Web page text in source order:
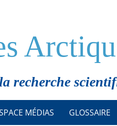
recherche
MÉDIAS GLOSSAIRE